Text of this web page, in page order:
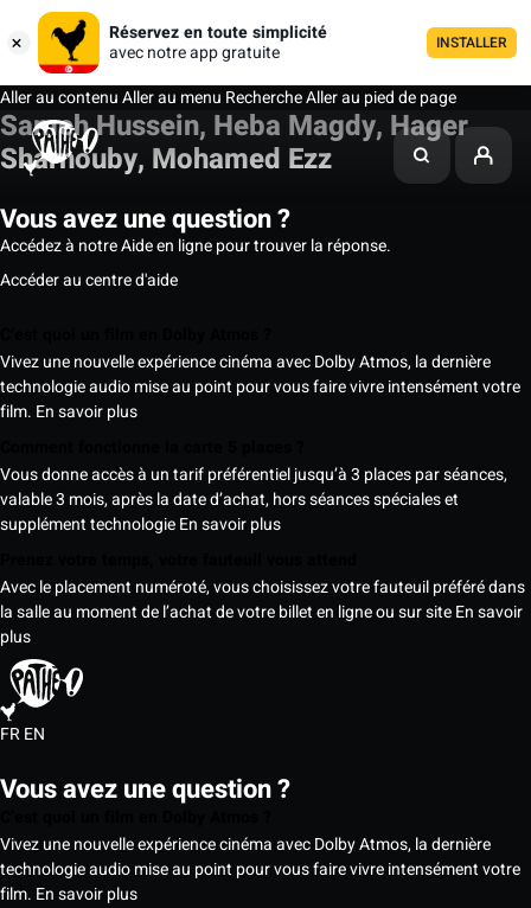
Réservez en toute simplicité
avec notre app gratuite
INSTALLER
Aller au contenuAller au menu RechercheAller au pied de page
Sameh Hussein, Heba Magdy, Hager
Sharnouby, Mohamed Ezz
Vous avez une question ?
Accédez à notre Aide en ligne pour trouver la réponse.
Accéder au centre d'aide
Vivez une nouvelle expérience cinéma avec Dolby Atmos, la dernière
technologie audio mise au point pour vous faire vivre intensément votre
film. En savoir plus
Vous donne accès à un tarif préférentiel jusqu’à 3 places par séances,
valable 3 mois, après la date d’achat, hors séances spéciales et
supplément technologieEn savoir plus
Avec le placement numéroté, vous choisissez votre fauteuil préféré dans
la salle au moment de l’achat de votre billet en ligne ou sur siteEn savoir
plus
FREN
Vous avez une question ?
Vivez une nouvelle expérience cinéma avec Dolby Atmos, la dernière
technologie audio mise au point pour vous faire vivre intensément votre
film. En savoir plus